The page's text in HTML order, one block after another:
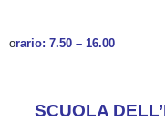
orario: 7.50 – 16.00
SCUOLA